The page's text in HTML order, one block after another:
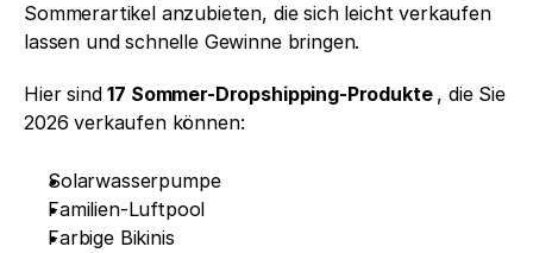
Sommerartikel anzubieten, die sich leicht verkaufen
lassen und schnelle Gewinne bringen.
Hier sind 17 Sommer-Dropshipping-Produkte , die Sie
2026 verkaufen können:
Solarwasserpumpe
Familien-Luftpool
Farbige Bikinis